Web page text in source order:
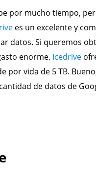
por mucho tiempo,
es un excelente y
datos. Si queremos
enorme. Icedrive
vida de 5 TB.
de datos de